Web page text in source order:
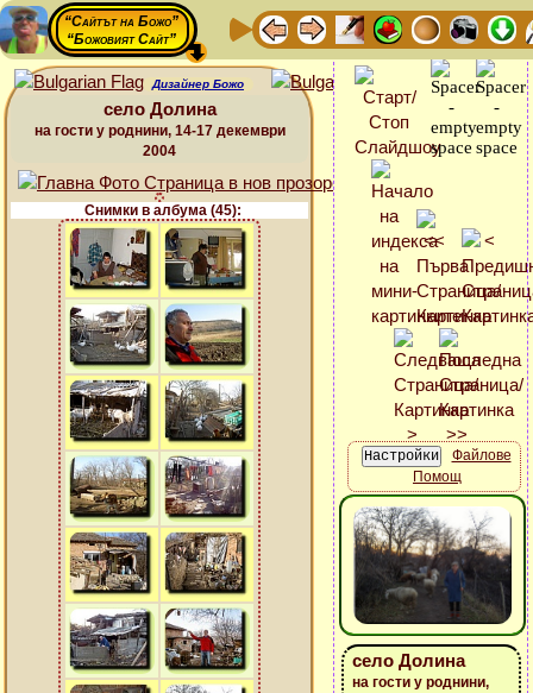
“Сайтът на Божо”
“Божовият Сайт”
Дизайнер Божо
село Долина
на гости у роднини, 14-17 декември
2004
Снимки в албума (45):
Файлове
Помощ
село Долина
на гости у роднини,